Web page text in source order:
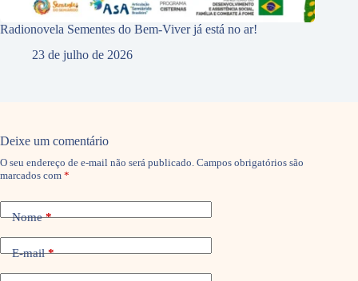
Radionovela Sementes do Bem-Viver já está no ar!
23 de julho de 2026
Deixe um comentário
O seu endereço de e-mail não será publicado. Campos obrigatórios são
marcados com *
Nome*
E-mail*